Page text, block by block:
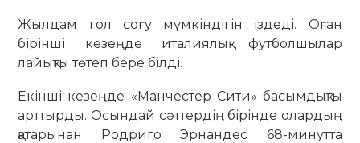
Жылдам гол соғу мүмкіндігін іздеді. Оған
бірінші кезеңде италиялық футболшылар
лайықты төтеп бере білді.
Екінші кезеңде «Манчестер Сити» басымдықты
арттырды. Осындай сәттердің бірінде олардың
қатарынан Родриго Эрнандес 68-минутта